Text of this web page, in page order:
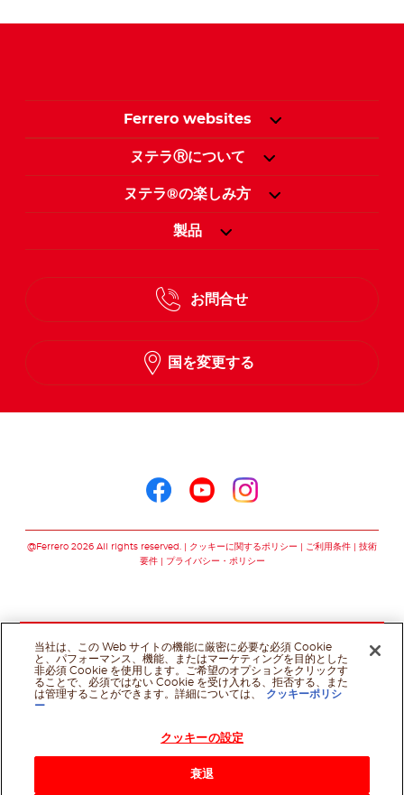
Ferrero websites
ヌテラⓇについて
ヌテラ®の楽しみ方
製品
お問合せ
国を変更する
@Ferrero 2026 All rights reserved. クッキーに関するポリシー ご利用条件
技術
要件
プライバシー・ポリシー
当社は、この Web サイトの機能に厳密に必要な必須 Cookie
と、パフォーマンス、機能、またはマーケティングを目的とした
非必須 Cookie を使用します。ご希望のオプションをクリックす
ることで、必須ではない Cookie を受け入れる、拒否する、また
は管理することができます。詳細については、
クッキーポリシ
ー
クッキーの設定
衰退